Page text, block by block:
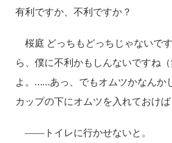
有利ですか、不利ですか？
桜庭 どっちもどっちじゃないで
ら、僕に不利かもしんないですね
よ。……あっ、でもオムツかなんか
カップの下にオムツを入れておけば
――トイレに行かせないと。